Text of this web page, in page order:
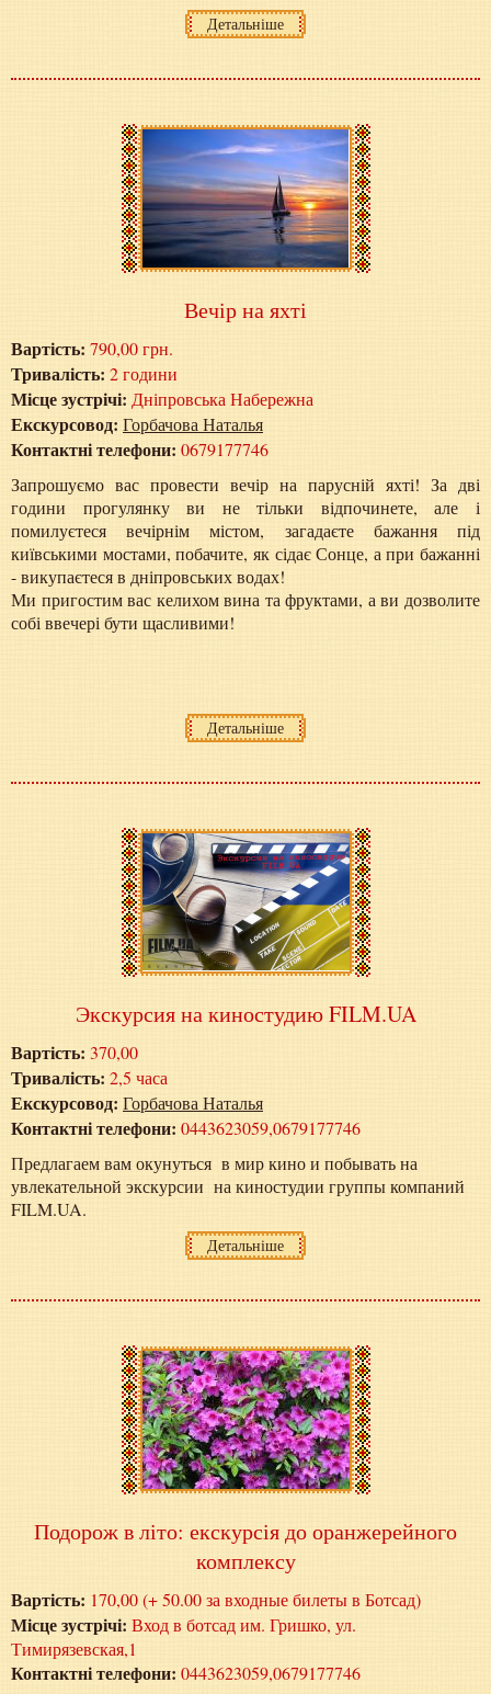
Детальніше
Вечір на яхті
Вартість: 790,00 грн.
Тривалість: 2 години
Місце зустрічі: Дніпровська Набережна
Екскурсовод: Горбачова Наталья
Контактні телефони: 0679177746
Запрошуємо вас провести вечір на парусній яхті! За дві
години прогулянку ви не тільки відпочинете, але і
помилуєтеся вечірнім містом, загадаєте бажання під
київськими мостами, побачите, як сідає Сонце, а при бажанні
- викупаєтеся в дніпровських водах!
Ми пригостим вас келихом вина та фруктами, а ви дозволите
собі ввечері бути щасливими!
Детальніше
Экскурсия на киностудию FILM.UA
Вартість: 370,00
Тривалість: 2,5 часа
Екскурсовод: Горбачова Наталья
Контактні телефони: 0443623059,0679177746
Предлагаем вам окунуться в мир кино и побывать на
увлекательной экскурсии на киностудии группы компаний
FILM.UA.
Детальніше
Подорож в літо: екскурсія до оранжерейного
комплексу
Вартість: 170,00 (+ 50.00 за входные билеты в Ботсад)
Місце зустрічі: Вход в ботсад им. Гришко, ул.
Тимирязевская,1
Контактні телефони: 0443623059,0679177746